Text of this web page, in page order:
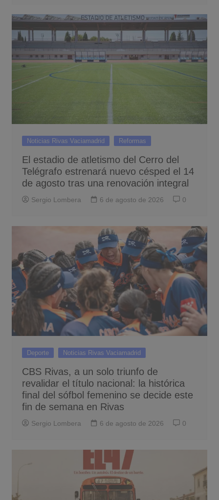
Noticias Rivas Vaciamadrid Reformas
El estadio de atletismo del Cerro del
Telégrafo estrenará nuevo césped el 14
de agosto tras una renovación integral
Sergio Lombera 6 de agosto de 2026 0
Deporte Noticias Rivas Vaciamadrid
CBS Rivas, a un solo triunfo de
revalidar el título nacional: la histórica
final del sófbol femenino se decide este
fin de semana en Rivas
Sergio Lombera 6 de agosto de 2026 0